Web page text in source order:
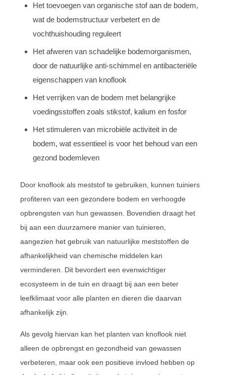
Het toevoegen van organische stof aan de bodem,
wat de bodemstructuur verbetert en de
vochthuishouding reguleert
Het afweren van schadelijke bodemorganismen,
door de natuurlijke anti-schimmel en antibacteriële
eigenschappen van knoflook
Het verrijken van de bodem met belangrijke
voedingsstoffen zoals stikstof, kalium en fosfor
Het stimuleren van microbiële activiteit in de
bodem, wat essentieel is voor het behoud van een
gezond bodemleven
Door knoflook als meststof te gebruiken, kunnen tuiniers
profiteren van een gezondere bodem en verhoogde
opbrengsten van hun gewassen. Bovendien draagt het
bij aan een duurzamere manier van tuinieren,
aangezien het gebruik van natuurlijke meststoffen de
afhankelijkheid van chemische middelen kan
verminderen. Dit bevordert een evenwichtiger
ecosysteem in de tuin en draagt bij aan een beter
leefklimaat voor alle planten en dieren die daarvan
afhankelijk zijn.
Als gevolg hiervan kan het planten van knoflook niet
alleen de opbrengst en gezondheid van gewassen
verbeteren, maar ook een positieve invloed hebben op